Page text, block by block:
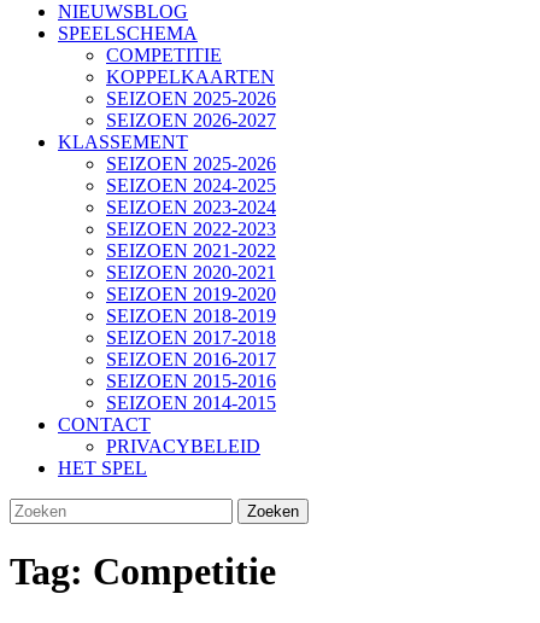
NIEUWSBLOG
SPEELSCHEMA
COMPETITIE
KOPPELKAARTEN
SEIZOEN 2025-2026
SEIZOEN 2026-2027
KLASSEMENT
SEIZOEN 2025-2026
SEIZOEN 2024-2025
SEIZOEN 2023-2024
SEIZOEN 2022-2023
SEIZOEN 2021-2022
SEIZOEN 2020-2021
SEIZOEN 2019-2020
SEIZOEN 2018-2019
SEIZOEN 2017-2018
SEIZOEN 2016-2017
SEIZOEN 2015-2016
SEIZOEN 2014-2015
CONTACT
PRIVACYBELEID
HET SPEL
SLUIT
KNOP
Zoek
naar:
Tag: Competitie